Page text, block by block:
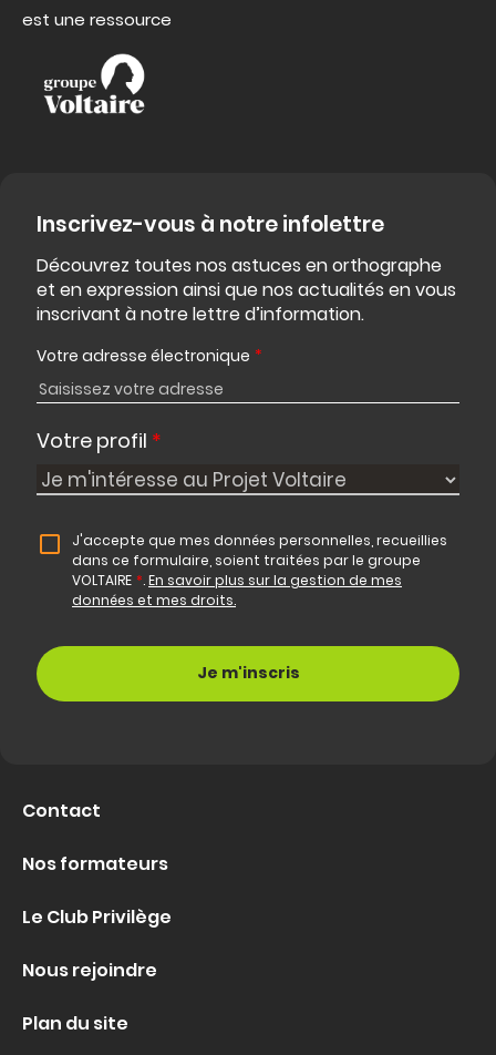
est une ressource
Inscrivez-vous à notre infolettre
Découvrez toutes nos astuces en orthographe
et en expression ainsi que nos actualités en vous
inscrivant à notre lettre d’information.
Votre adresse électronique *
Votre profil *
J'accepte que mes données personnelles, recueillies
dans ce formulaire, soient traitées par le groupe
VOLTAIRE *.En savoir plus sur la gestion de mes
données et mes droits.
Contact
Nos formateurs
Le Club Privilège
Nous rejoindre
Plan du site